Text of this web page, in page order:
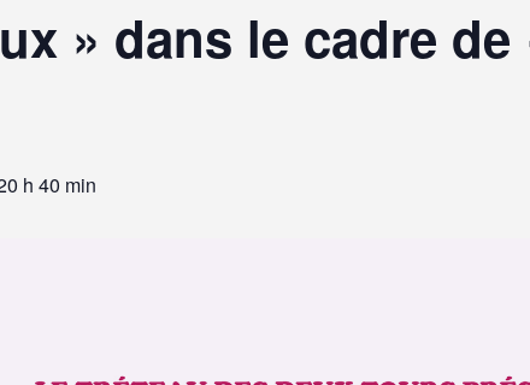
» dans le cadre de
h 40 min